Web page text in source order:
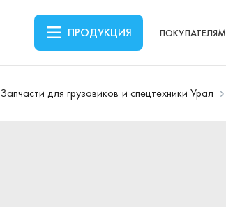
ПРОДУКЦИЯ ПОКУПАТЕЛЯМ
Запчасти для грузовиков и спецтехники Урал